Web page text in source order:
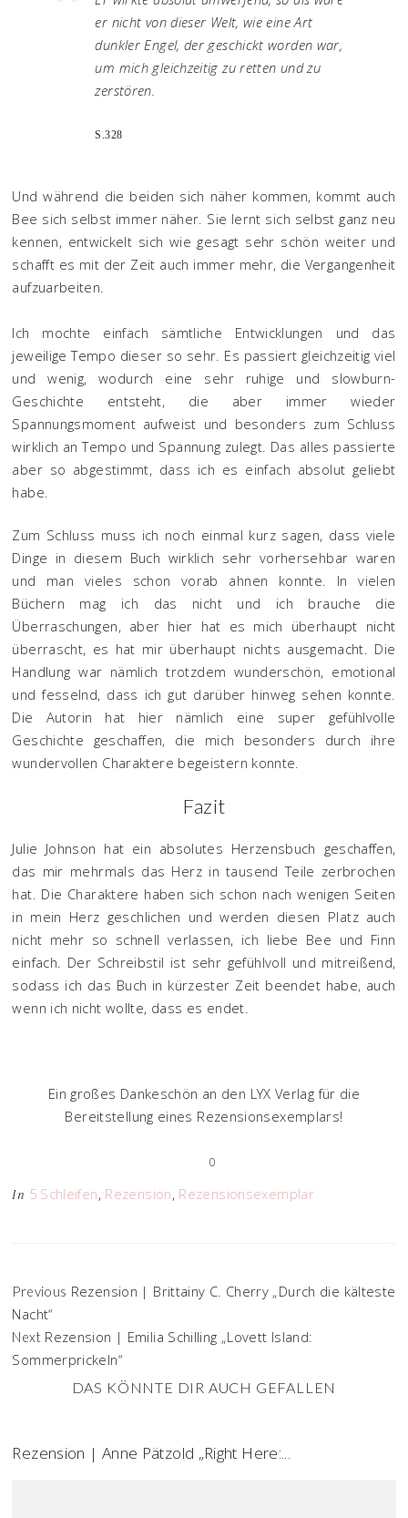
er nicht von dieser Welt, wie eine Art
dunkler Engel, der geschickt worden war,
um mich gleichzeitig zu retten und zu
zerstören.
S.328
Und während die beiden sich näher kommen, kommt auch
Bee sich selbst immer näher. Sie lernt sich selbst ganz neu
kennen, entwickelt sich wie gesagt sehr schön weiter und
schafft es mit der Zeit auch immer mehr, die Vergangenheit
aufzuarbeiten.
Ich mochte einfach sämtliche Entwicklungen und das
jeweilige Tempo dieser so sehr. Es passiert gleichzeitig viel
und wenig, wodurch eine sehr ruhige und slowburn-
Geschichte entsteht, die aber immer wieder
Spannungsmoment aufweist und besonders zum Schluss
wirklich an Tempo und Spannung zulegt. Das alles passierte
aber so abgestimmt, dass ich es einfach absolut geliebt
habe.
Zum Schluss muss ich noch einmal kurz sagen, dass viele
Dinge in diesem Buch wirklich sehr vorhersehbar waren
und man vieles schon vorab ahnen konnte. In vielen
Büchern mag ich das nicht und ich brauche die
Überraschungen, aber hier hat es mich überhaupt nicht
überrascht, es hat mir überhaupt nichts ausgemacht. Die
Handlung war nämlich trotzdem wunderschön, emotional
und fesselnd, dass ich gut darüber hinweg sehen konnte.
Die Autorin hat hier nämlich eine super gefühlvolle
Geschichte geschaffen, die mich besonders durch ihre
wundervollen Charaktere begeistern konnte.
Fazit
Julie Johnson hat ein absolutes Herzensbuch geschaffen,
das mir mehrmals das Herz in tausend Teile zerbrochen
hat. Die Charaktere haben sich schon nach wenigen Seiten
in mein Herz geschlichen und werden diesen Platz auch
nicht mehr so schnell verlassen, ich liebe Bee und Finn
einfach. Der Schreibstil ist sehr gefühlvoll und mitreißend,
sodass ich das Buch in kürzester Zeit beendet habe, auch
wenn ich nicht wollte, dass es endet.
Ein großes Dankeschön an den LYX Verlag für die
Bereitstellung eines Rezensionsexemplars!
0
In 5 Schleifen, Rezension, Rezensionsexemplar
Previous Rezension | Brittainy C. Cherry „Durch die kälteste
Nacht“
Next Rezension | Emilia Schilling „Lovett Island:
Sommerprickeln“
DAS KÖNNTE DIR AUCH GEFALLEN
Rezension | Anne Pätzold „Right Here:...